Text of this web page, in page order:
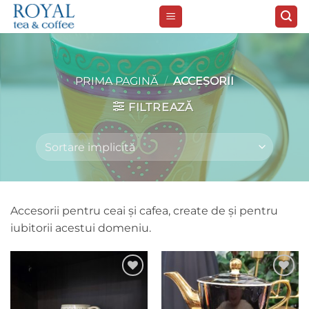
Skip
PRIMA PAGINĂ / ACCESORII
FILTREAZĂ
Accesorii pentru ceai şi cafea, create de şi pentru
iubitorii acestui domeniu.
Add to
wishlist